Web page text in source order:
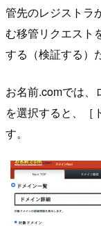
管先のレジストラ
む移管リクエスト
する（検証する）
お名前.comでは、
を選択すると、［
す。